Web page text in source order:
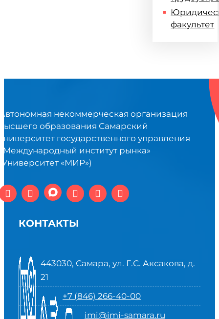
факультет
некоммерческая организация
образования Самарский
государственного управления
институт рынка»
«МИР»)
КОНТАКТЫ
443030, Самара, ул. Г.С. Аксакова, д.
21
+7 (846) 266-40-00
imi@imi-samara.ru